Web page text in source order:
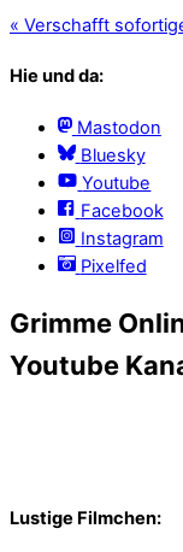
« Verschafft
Hie und da:
Mastodon
Bluesky
Youtube
Facebook
Instagram
Pixelfed
Grimme
Youtube
Lustige Filmchen: